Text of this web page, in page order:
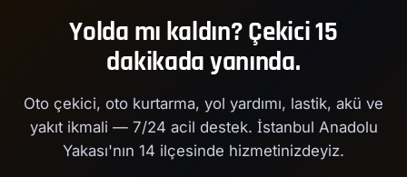
Yolda mı kaldın? Çekici 15
dakikada yanında.
Oto çekici, oto kurtarma, yol yardımı, lastik, akü ve
yakıt ikmali — 7/24 acil destek. İstanbul Anadolu
Yakası'nın 14 ilçesinde hizmetinizdeyiz.